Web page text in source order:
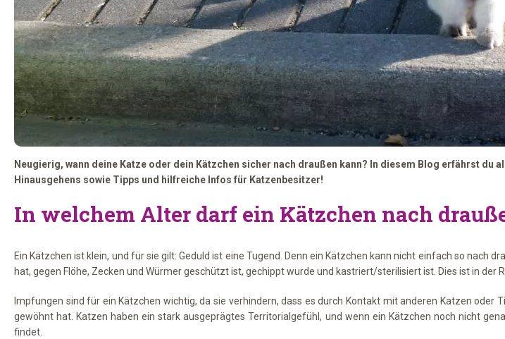
Neugierig, wann deine Katze oder dein Kätzchen sicher nach draußen kann? In diesem Blog erfährst
Hinausgehens sowie Tipps und hilfreiche Infos für Katzenbesitzer!
In welchem Alter darf ein Kätzchen nach
Ein Kätzchen ist klein, und für sie gilt: Geduld ist eine Tugend. Denn ein Kätzchen kann nicht einfach so nach
hat, gegen Flöhe, Zecken und Würmer geschützt ist, gechippt wurde und kastriert/sterilisiert ist. Dies ist in der
Impfungen sind für ein Kätzchen wichtig, da sie verhindern, dass es durch Kontakt mit anderen Katzen
gewöhnt hat. Katzen haben ein stark ausgeprägtes Territorialgefühl, und wenn ein Kätzchen noch nicht
findet.